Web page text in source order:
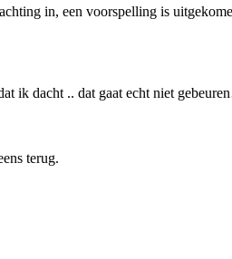
in, een voorspelling is
ik dacht .. dat gaat echt niet
terug.